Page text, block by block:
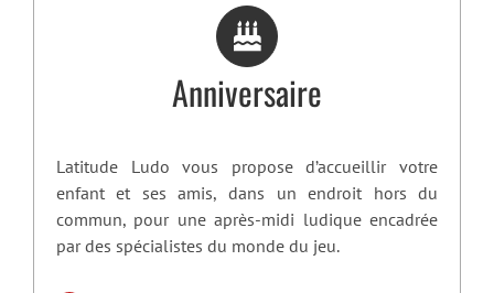
Anniversaire
Latitude Ludo vous propose d’accueillir votre
enfant et ses amis, dans un endroit hors du
commun, pour une après-midi ludique encadrée
par des spécialistes du monde du jeu.